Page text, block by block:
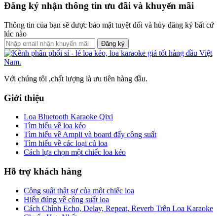
Đăng ký nhận thông tin ưu đãi và khuyến mãi
Thông tin của bạn sẽ được bảo mật tuyệt đối và hủy đăng ký bất cứ
lúc nào
Đăng ký
Với chúng tôi ,chất lượng là ưu tiên hàng đầu.
Giới thiệu
Loa Bluetooth Karaoke Qixi
Tìm hiểu về loa kéo
Tìm hiểu về Ampli và board đẩy công suất
Tìm hiểu về các loại củ loa
Cách lựa chọn một chiếc loa kéo
Hỗ trợ khách hàng
Công suất thật sự của một chiếc loa
Hiểu đúng về công suất loa
Cách Chỉnh Echo, Delay, Repeat, Reverb Trên Loa Karaoke